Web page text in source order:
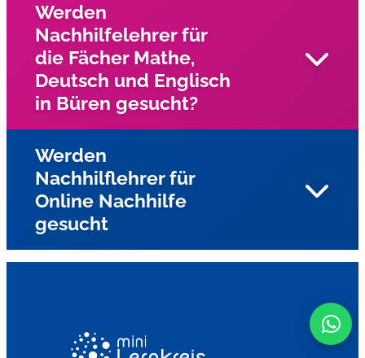
Werden
Nachhilfelehrer für
die Fächer Mathe,
Deutsch und Englisch
in Büren gesucht?
Wir suchen in Büren und Umgebung und Umgebung
nach engagierten Nachhilfelehrern für die Fächer Mathe,
Deutsch, und Englisch?
Werden
Nachhilflehrer für
Online Nachhilfe
gesucht
Ja wir suchen ständig nach Nachhilfelehrern die Online